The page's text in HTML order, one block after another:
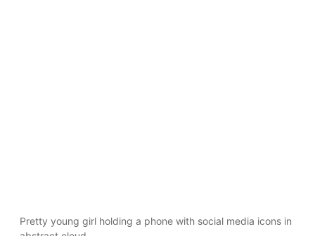
Pretty young girl holding a phone with social media icons in